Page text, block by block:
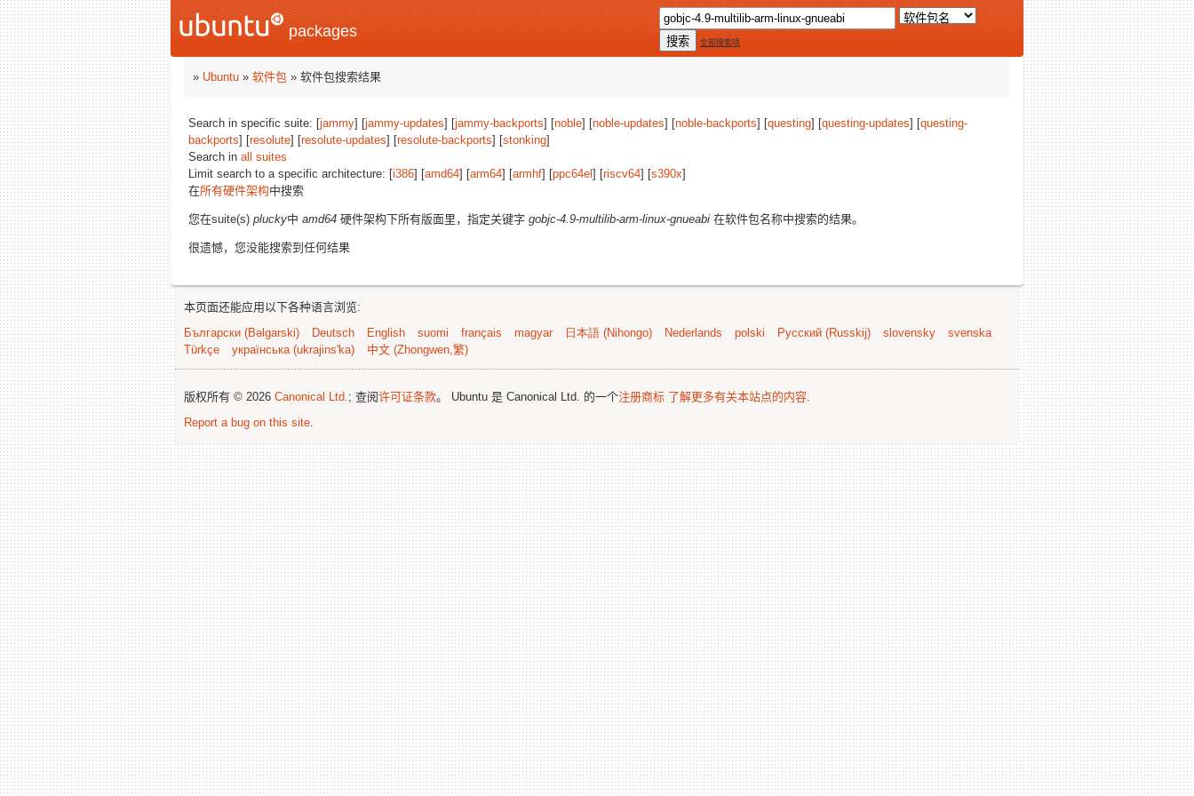
packages
全部搜索项
» Ubuntu » 软件包 » 软件包搜索结果
Search in specific suite: [jammy] [jammy-updates] [jammy-backports] [noble] [noble-updates] [noble-backports] [questing] [questing-updates] [questing-
backports] [resolute] [resolute-updates] [resolute-backports] [stonking]
Search in all suites
Limit search to a specific architecture: [i386] [amd64] [arm64] [armhf] [ppc64el ] [riscv64] [s390x]
在所有硬件架构中搜索
您在suite(s) plucky中 amd64 硬件架构下所有版面里，指定关键字 gobjc-4.9-multilib-arm-linux-gnueabi 在软件包名称中搜索的结果。
很遗憾，您没能搜索到任何结果
本页面还能应用以下各种语言浏览:
Български (Bəlgarski)
Deutsch English suomi français magyar 日本語 (Nihongo) Nederlands polski Русский (Russkij) slovensky
svenska
Türkçe
українська (ukrajins'ka) 中文 (Zhongwen,繁)
版权所有 © 2026 Canonical Ltd.; 查阅许可证条款。 Ubuntu 是 Canonical Ltd. 的一个注册商标 了解更多有关本站点的内容.
Report a bug on this site.